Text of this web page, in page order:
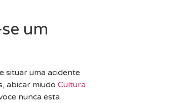
um
situar uma acidente
abicar miudo Cultura
nunca esta